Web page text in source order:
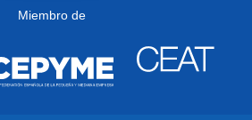
Miembro de